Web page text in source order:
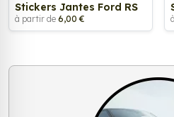
Stickers Jantes Ford RS
à partir de 6,00 €